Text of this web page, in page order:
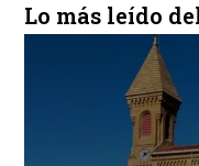
Lo más leído